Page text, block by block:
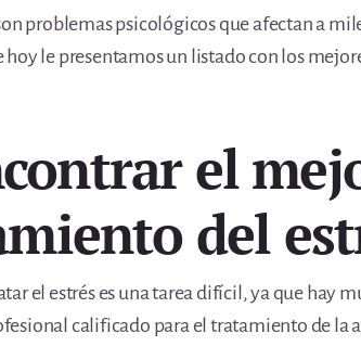
problemas psicológicos que afectan a
hoy le presentamos un listado con los
el
del
el estrés es una tarea difícil, ya que hay
calificado para el tratamiento de la